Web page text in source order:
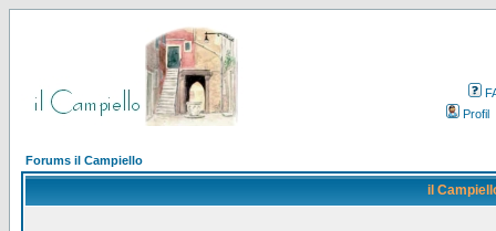
Profil
Forums il Campiello
il